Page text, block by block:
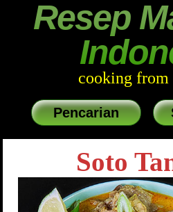
Resep
cooking from
Pencarian
Soto